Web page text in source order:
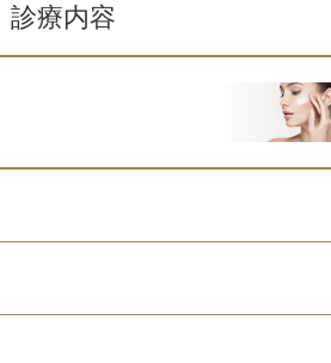
診療内容